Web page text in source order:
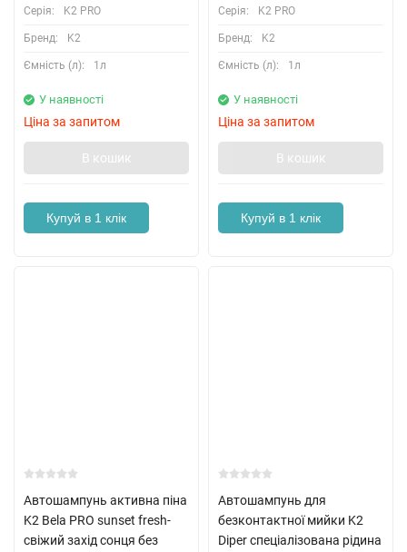
Серія: K2 PRO
Бренд: K2
Ємність (л): 1л
У наявності
Ціна за запитом
В кошик
Купуй в 1 клік
Серія: K2 PRO
Бренд: K2
Ємність (л): 1л
У наявності
Ціна за запитом
В кошик
Купуй в 1 клік
Автошампунь активна піна
K2 Bela PRO sunset fresh-
свіжий захід сонця без
Автошампунь для
безконтактної мийки K2
Diper спеціалізована рідина